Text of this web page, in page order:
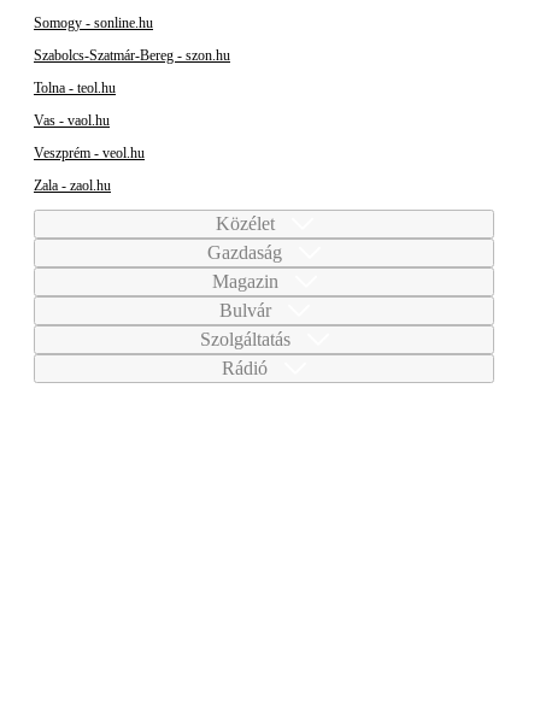
Somogy - sonline.hu
Szabolcs-Szatmár-Bereg - szon.hu
Tolna - teol.hu
Vas - vaol.hu
Veszprém - veol.hu
Zala - zaol.hu
Közélet
Gazdaság
Magazin
Bulvár
Szolgáltatás
Rádió